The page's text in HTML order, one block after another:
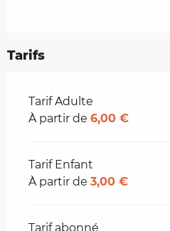
Tarifs
Tarifs 2026
Tarif Adulte
À partir de 6,00 €
Tarif Enfant
À partir de 3,00 €
Tarif abonné